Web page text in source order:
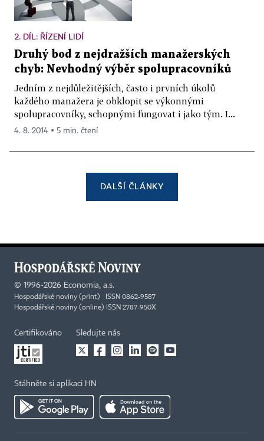
2. DÍL: ŘÍZENÍ LIDÍ
Druhý bod z nejdražších manažerských
chyb: Nevhodný výběr spolupracovníků
Jedním z nejdůležitějších, často i prvních úkolů
každého manažera je obklopit se výkonnými
spolupracovníky, schopnými fungovat i jako tým. I...
4. 8. 2014 ▪ 5 min. čtení
DALŠÍ ČLÁNKY
© 1996-2026 Economia, a.s.
Hospodářské noviny (print) ISSN 0862-9587
Hospodářské noviny (online) ISSN 2787-950X
Certifikováno Sledujte nás
Stáhněte si aplikaci HN